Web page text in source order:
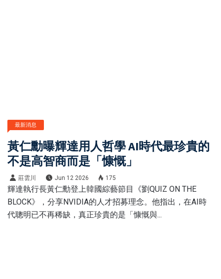
最新消息
黃仁勳曝輝達用人哲學 AI時代最珍貴的
不是高智商而是「慷慨」
莊雲川 Jun 12 2026 175
輝達執行長黃仁勳登上韓國綜藝節目《劉QUIZ ON THE
BLOCK》，分享NVIDIA的人才招募理念。他指出，在AI時
代聰明已不再稀缺，真正珍貴的是「慷慨與...